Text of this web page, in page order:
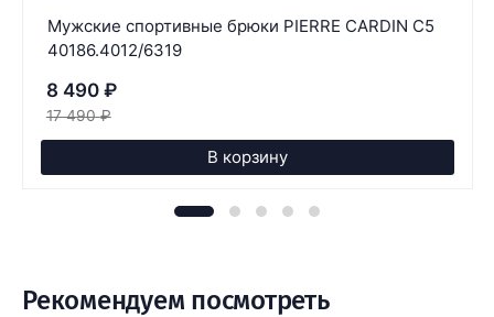
Мужские спортивные брюки PIERRE CARDIN C5
40186.4012/6319
8 490 ₽
17 490 ₽
В корзину
Рекомендуем посмотреть